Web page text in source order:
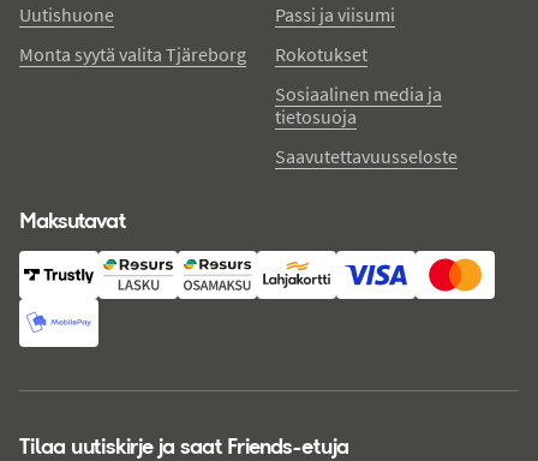
Uutishuone
Monta syytä valita Tjäreborg
Passi ja viisumi
Rokotukset
Sosiaalinen media ja
tietosuoja
Saavutettavuusseloste
Maksutavat
Tilaa uutiskirje ja saat Friends-etuja